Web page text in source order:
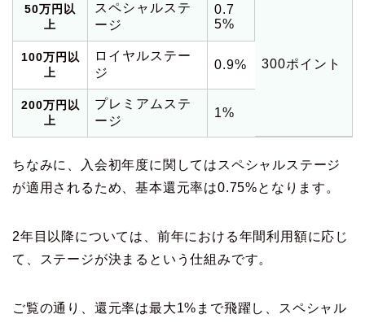
50万円以
上
スペシャルステ
ージ
0.7
5%
300ポイント
100万円以
上
ロイヤルステー
ジ
0.9%
200万円以
上
プレミアムステ
ージ
1%
ちなみに、入会初年度に関してはスペシャルステージ
が適用されるため、基本還元率は0.75%となります。
2年目以降については、前年における年間利用額に応じ
て、ステージが決まるという仕組みです。
ご覧の通り、還元率は最大1%まで飛躍し、スペシャル